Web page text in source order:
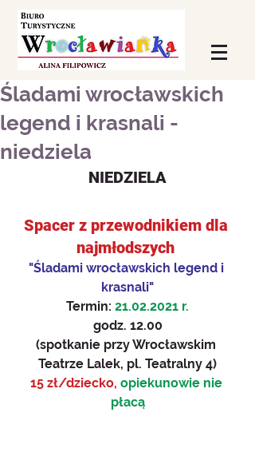
Śladami wrocławskich
legend i krasnali -
niedziela
NIEDZIELA
Spacer z przewodnikiem dla
najmłodszych
"Śladami wrocławskich legend i
krasnali"
Termin: 21.02.2021 r.
godz. 12.00
(spotkanie przy Wrocławskim
Teatrze Lalek, pl. Teatralny 4)
15 zł/dziecko, opiekunowie nie
płacą